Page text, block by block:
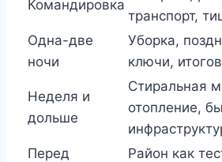
Командировка
транспорт,
Одна-две
ночи
Уборка,
ключи,
Неделя и
дольше
Стиральная
отопление,
Перед
Район как